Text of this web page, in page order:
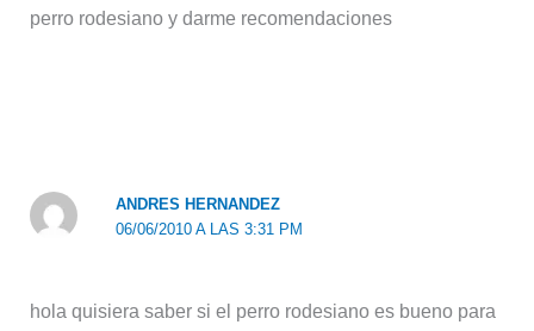
perro rodesiano y darme recomendaciones
ANDRES HERNANDEZ
06/06/2010 A LAS 3:31 PM
hola quisiera saber si el perro rodesiano es bueno para